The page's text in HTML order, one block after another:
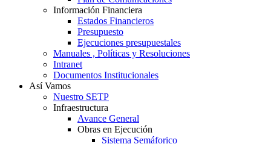
Información Financiera
Estados Financieros
Presupuesto
Ejecuciones presupuestales
Manuales , Políticas y Resoluciones
Intranet
Documentos Institucionales
Así Vamos
Nuestro SETP
Infraestructura
Avance General
Obras en Ejecución
Sistema Semáforico